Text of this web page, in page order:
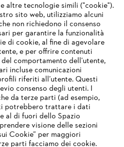
Line
altre tecnologie simili ("cookie").
sito web, utilizziamo alcuni
non richiedono il consenso
per garantire la funzionalità
di cookie, al fine di agevolare
e per offrire contenuti
comportamento dell’utente,
incluse comunicazioni
riferiti all’utente. Questi
consenso degli utenti. I
da terze parti (ad esempio,
potrebbero trattare i dati
al di fuori dello Spazio
visione delle sezioni
Cookie” per maggiori
parti facciamo dei cookie.